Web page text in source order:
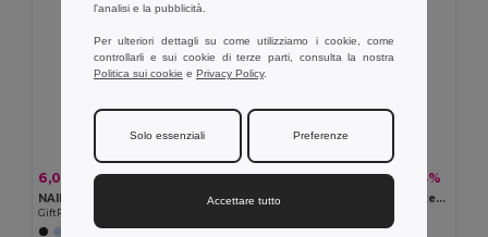
6,09 € 10,57 € -42%
NAIMA TOTE Shopper in 100% canapa
GiftRetail MO6162
9,63 € -43%
KOPER TOTE Borsa da weekend
l'analisi e la pubblicità.
Per ulteriori dettagli su come utilizziamo i cookie, come
controllarli e sui cookie di terze parti, consulta la nostra
Politica sui cookie e Privacy Policy.
Solo essenziali Preferenze
Accettare tutto